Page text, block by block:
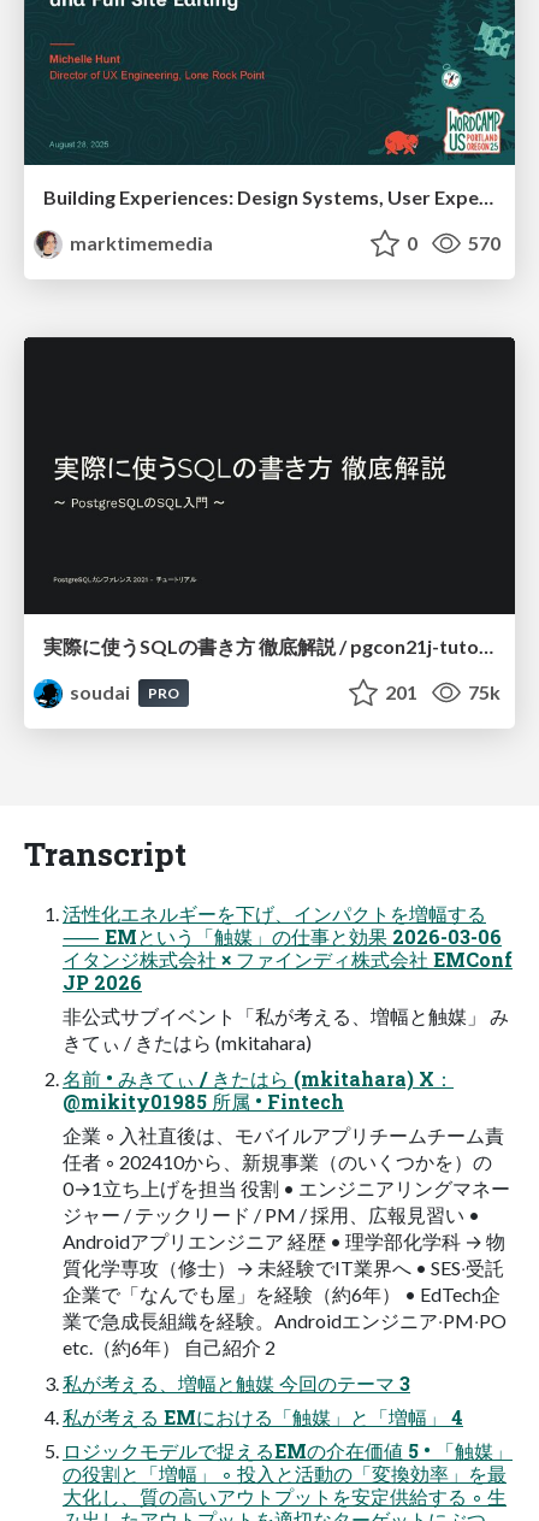
Building Experiences: Design Systems, User Experience, and Full Site Editing
marktimemedia
0 570
soudai
PRO 201 75k
Transcript
活性化エネルギーを下げ、インパクトを増幅する
⸺ EMという「触媒」の仕事と効果 2026-03-06
イタンジ株式会社 × ファインディ株式会社 EMConf
JP 2026
⾮公式サブイベント「私が考える、増幅と触媒」 み
きてぃ / きたはら (mkitahara)
名前 • みきてぃ / きたはら (mkitahara) X：
@mikity01985 所属 • Fintech
企業 ◦ ⼊社直後は、モバイルアプリチームチーム責
任者 ◦ 202410から、新規事業（のいくつかを）の
0→1⽴ち上げを担当 役割 • エンジニアリングマネー
ジャー / テックリード / PM / 採⽤、広報⾒習い •
Androidアプリエンジニア 経歴 • 理学部化学科 → 物
質化学専攻（修⼠）→ 未経験でIT業界へ • SES‧受託
企業で「なんでも屋」を経験（約6年） • EdTech企
業で急成⻑組織を経験。Androidエンジニア‧PM‧PO
etc.（約6年） ⾃⼰紹介 2
私が考える、増幅と触媒 今回のテーマ 3
私が考える EMにおける「触媒」と「増幅」 4
ロジックモデルで捉えるEMの介在価値 5 • 「触媒」
の役割と「増幅」 ◦ 投⼊と活動の「変換効率」を最
⼤化し、質の⾼いアウトプットを安定供給する ◦ ⽣